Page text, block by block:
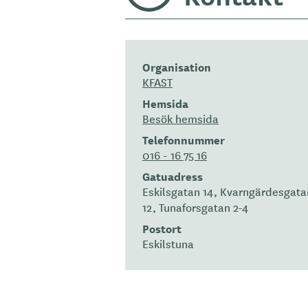
Organisation
KFAST
Hemsida
Besök hemsida
Telefonnummer
016 - 16 75 16
Gatuadress
Eskilsgatan 14,
12, Tunaforsgatan 2-4
Postort
Eskilstuna